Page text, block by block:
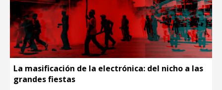
La masificación de la electrónica: del nicho a las
grandes fiestas